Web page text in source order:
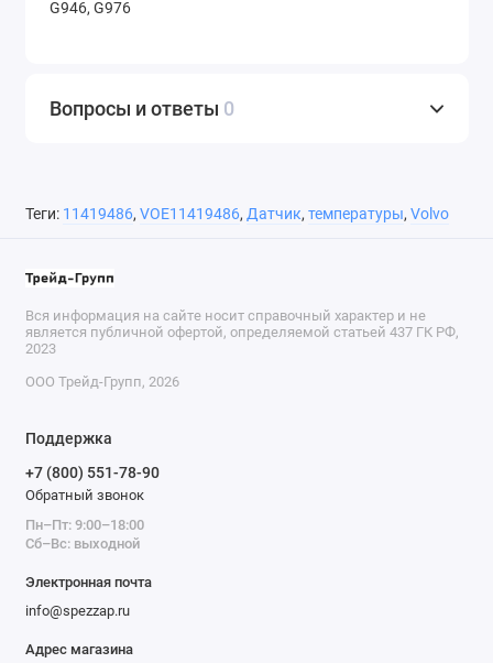
G946, G976
Вопросы и ответы 0
Теги: 11419486, VOE11419486, Датчик, температуры, Volvo
Вся информация на сайте носит справочный характер и не
является публичной офертой, определяемой статьей 437 ГК РФ,
2023
ООО Трейд-Групп, 2026
Поддержка
+7 (800) 551-78-90
Обратный звонок
Пн–Пт: 9:00–18:00
Сб–Вс: выходной
Электронная почта
info@spezzap.ru
Адрес магазина